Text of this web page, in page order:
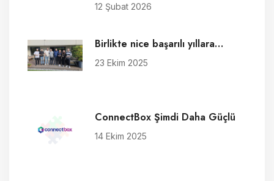
12 Şubat 2026
Birlikte nice başarılı yıllara…
23 Ekim 2025
ConnectBox Şimdi Daha Güçlü
14 Ekim 2025